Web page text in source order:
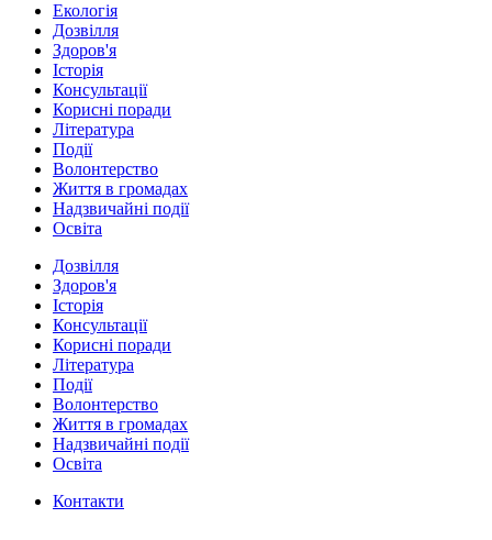
Екологія
Дозвілля
Здоров'я
Історія
Консультації
Корисні поради
Література
Події
Волонтерство
Життя в громадах
Надзвичайні події
Освіта
Дозвілля
Здоров'я
Історія
Консультації
Корисні поради
Література
Події
Волонтерство
Життя в громадах
Надзвичайні події
Освіта
Контакти